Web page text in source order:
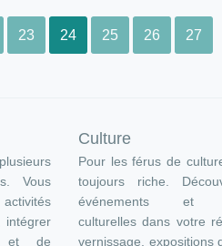
23 24 25 26 27
Vous
intégrer
et de
Culture
Pour les férus de
toujours riche.
événements et
culturelles dans votre
vernissage, expositions